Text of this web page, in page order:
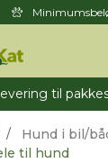
til
Hund i bil/
til hund